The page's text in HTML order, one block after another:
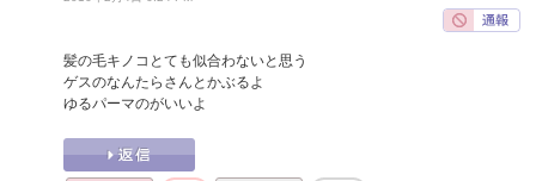
髪の毛キノコとても似合わないと思う
ゲスのなんたらさんとかぶるよ
ゆるパーマのがいいよ